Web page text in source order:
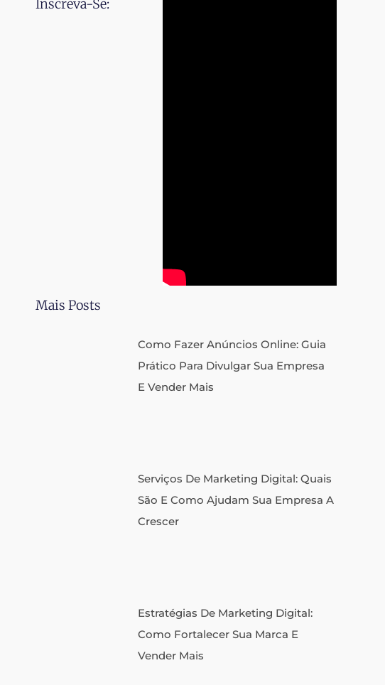
Inscreva-Se:
Mais Posts
Como Fazer Anúncios Online: Guia
Prático Para Divulgar Sua Empresa
E Vender Mais
Serviços De Marketing Digital: Quais
São E Como Ajudam Sua Empresa A
Crescer
Estratégias De Marketing Digital:
Como Fortalecer Sua Marca E
Vender Mais